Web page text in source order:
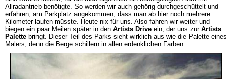
Allradantrieb benötigte. So werden wir auch gehörig durchgeschüttelt und
erfahren, am Parkplatz angekommen, dass man ab hier noch mehrere
Kilometer laufen müsste. Heute nix für uns. Also fahren wir weiter und
biegen ein paar Meilen später in den Artists Drive ein, der uns zur Artists
Palette bringt. Dieser Teil des Parks sieht wirklich aus wie die Palette eines
Malers, denn die Berge schillern in allen erdenklichen Farben.